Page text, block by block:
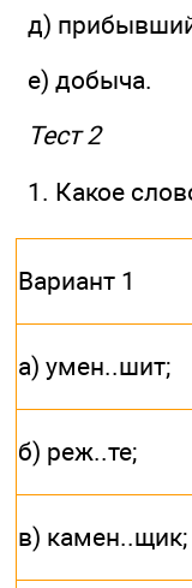
д)
е) добыча.
Тест 2
1. Какое
Вариант 1
а) умен..шит;
б) реж..те;
в) камен..щик;